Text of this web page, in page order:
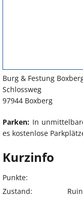
Burg & Festung
Schlossweg
97944 Boxberg
Parken: In
es kostenlose
Kurzinfo
Punkte:
Zustand: